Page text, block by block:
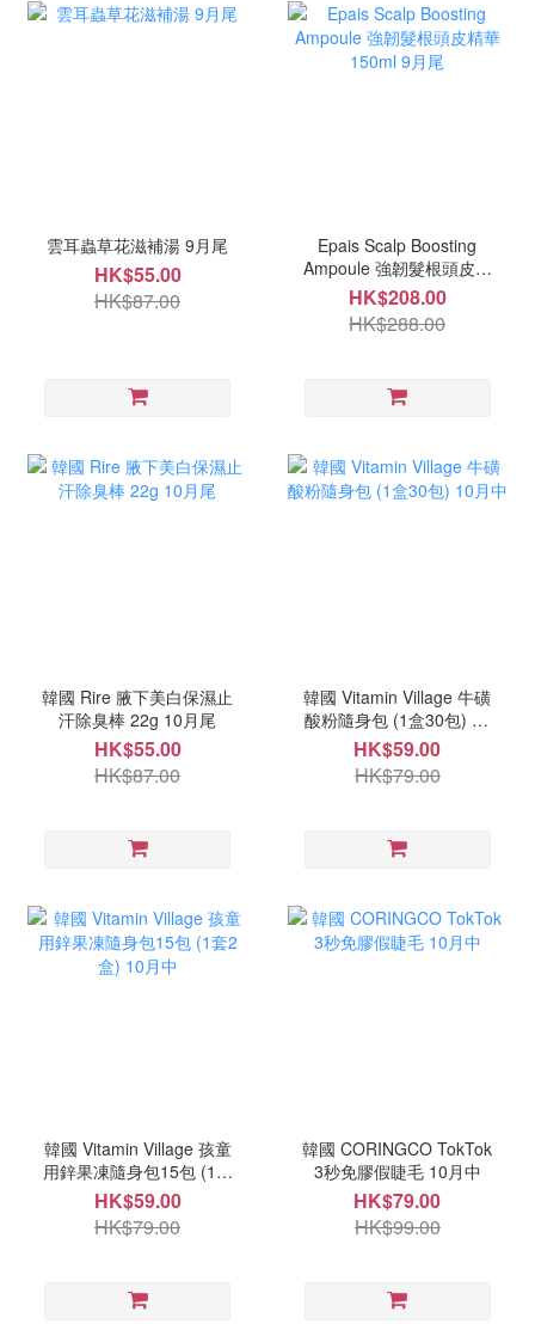
雲耳蟲草花滋補湯 9月尾
HK$55.00
HK$87.00
Epais Scalp Boosting
Ampoule 強韌髮根頭皮精
華 150ml 9月尾
HK$208.00
HK$288.00
韓國 Rire 腋下美白保濕止
汗除臭棒 22g 10月尾
HK$55.00
HK$87.00
韓國 Vitamin Village 牛磺
酸粉隨身包 (1盒30包) 10
月中
HK$59.00
HK$79.00
韓國 Vitamin Village 孩童
用鋅果凍隨身包15包 (1套
2盒) 10月中
HK$59.00
HK$79.00
韓國 CORINGCO TokTok
3秒免膠假睫毛 10月中
HK$79.00
HK$99.00